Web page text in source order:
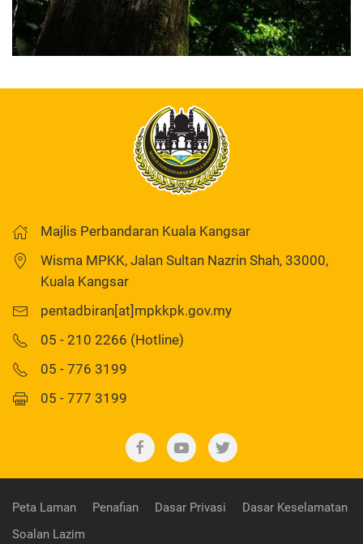
Majlis Perbandaran Kuala Kangsar
Wisma MPKK, Jalan Sultan Nazrin Shah, 33000,
Kuala Kangsar
pentadbiran[at]mpkkpk.gov.my
05 - 210 2266 (Hotline)
05 - 776 3199
05 - 777 3199
Peta Laman Penafian Dasar Privasi
Dasar Keselamatan
Soalan Lazim